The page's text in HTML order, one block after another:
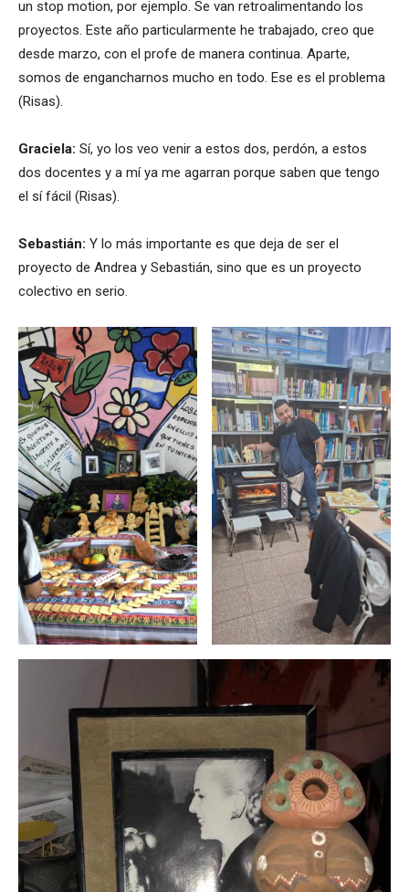
un stop motion, por ejemplo. Se van retroalimentando los
proyectos. Este año particularmente he trabajado, creo que
desde marzo, con el profe de manera continua. Aparte,
somos de engancharnos mucho en todo. Ese es el problema
(Risas).
Graciela: Sí, yo los veo venir a estos dos, perdón, a estos
dos docentes y a mí ya me agarran porque saben que tengo
el sí fácil (Risas).
Sebastián: Y lo más importante es que deja de ser el
proyecto de Andrea y Sebastián, sino que es un proyecto
colectivo en serio.